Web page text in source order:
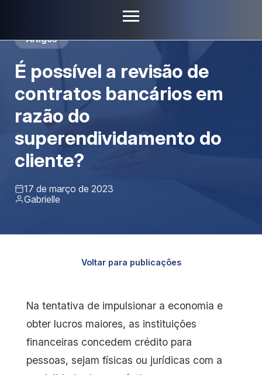
Artigos
É possível a revisão de
contratos bancários em
razão do
superendividamento do
cliente?
17 de março de 2023
Gabrielle
Voltar para publicações
Na tentativa de impulsionar a economia e
obter lucros maiores, as instituições
financeiras concedem crédito para
pessoas, sejam físicas ou jurídicas com a